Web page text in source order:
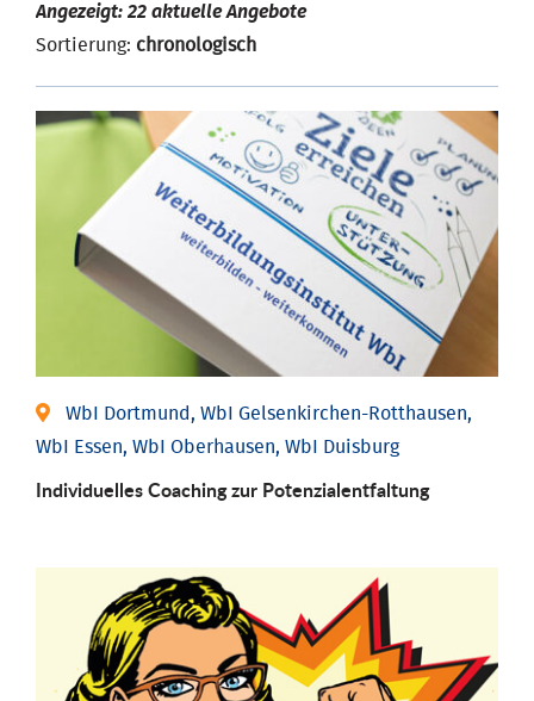
Angezeigt: 22 aktuelle Angebote
Sortierung: chronologisch
WbI Dortmund, WbI Gelsenkirchen-Rotthausen,
WbI Essen, WbI Oberhausen, WbI Duisburg
Individuelles Coaching zur Potenzialentfaltung